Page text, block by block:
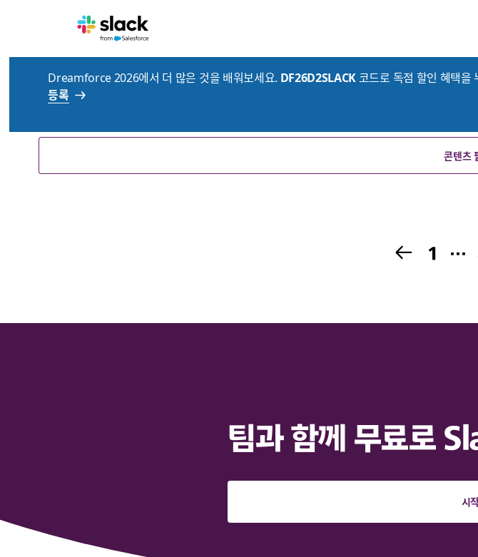
Dreamforce 2026에서 더 많은 것을 배워보세요. DF26D2SLACK코드로 독점 할인 혜택을
등록
고객님을 위한 리소스
콘텐츠
1 …
팀과 함께 무료로
시